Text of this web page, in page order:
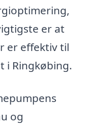
er at
er effektiv til
i Ringkøbing.
og